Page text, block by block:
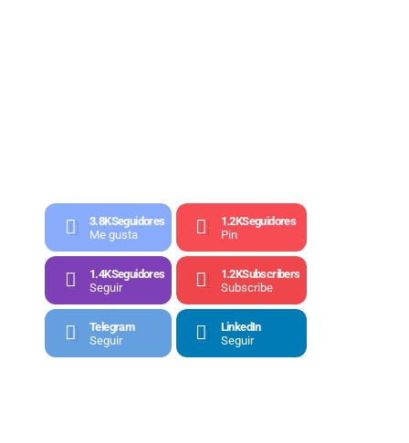
3.8KSeguidores
Me gusta
1.2KSeguidores
Pin
1.4KSeguidores
Seguir
1.2KSubscribers
Subscribe
Telegram
Seguir
LinkedIn
Seguir